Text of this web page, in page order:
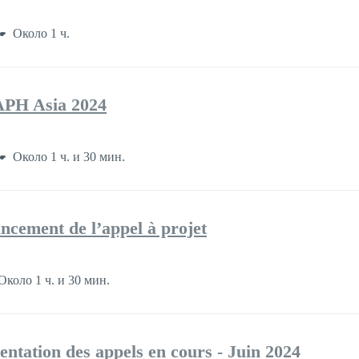
Около 1 ч.
Asia 2024
Около 1 ч. и 30 мин.
de l’appel à projet
1 ч. и 30 мин.
des appels en cours - Juin 2024